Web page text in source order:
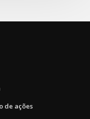
de ações